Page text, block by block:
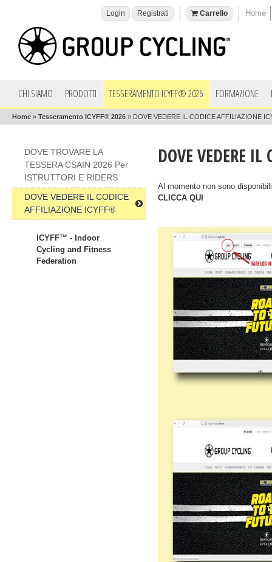
Home
Carrello
Login Registrati
CHI SIAMO PRODOTTI TESSERAMENTO ICYFF® 2026 FORMAZIONE
Home » Tesseramento ICYFF® 2026 » DOVE VEDERE IL CODICE AFFILIAZIONE
DOVE TROVARE LA
TESSERA CSAIN 2026 Per
ISTRUTTORI E RIDERS
DOVE VEDERE IL CODICE
AFFILIAZIONE ICYFF®
ICYFF™ - Indoor
Cycling and Fitness
Federation
DOVE VEDERE
Al momento non sono
CLICCA QUI